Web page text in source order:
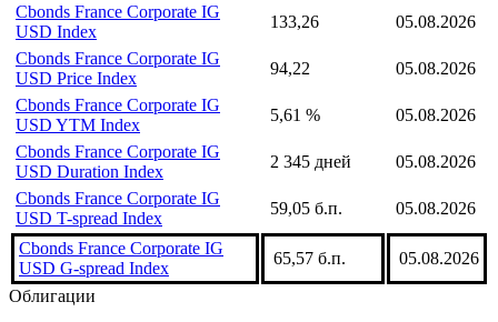
Cbonds France Corporate IG
USD Index
133,26
05.08.2026
Cbonds France Corporate IG
USD Price Index
94,22
05.08.2026
Cbonds France Corporate IG
USD YTM Index
5,61 %
05.08.2026
Cbonds France Corporate IG
USD Duration Index
2 345 дней
05.08.2026
Cbonds France Corporate IG
USD T-spread Index
59,05 б.п. 05.08.2026
Cbonds France Corporate IG
USD G-spread Index
65,57 б.п.
05.08.2026
Облигации